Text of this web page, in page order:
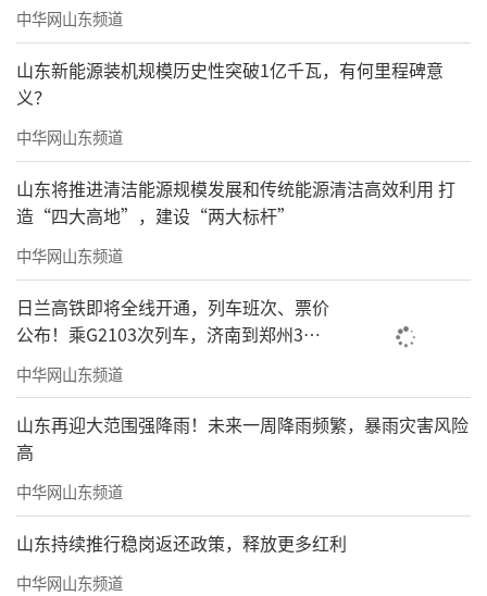
中华网山东频道
山东新能源装机规模历史性突破1亿千瓦，有何里程碑意
义？
中华网山东频道
山东将推进清洁能源规模发展和传统能源清洁高效利用 打
造“四大高地”，建设“两大标杆”
中华网山东频道
日兰高铁即将全线开通，列车班次、票价
公布！乘G2103次列车，济南到郑州3小
时到达
中华网山东频道
山东再迎大范围强降雨！未来一周降雨频繁，暴雨灾害风险
高
中华网山东频道
山东持续推行稳岗返还政策，释放更多红利
中华网山东频道